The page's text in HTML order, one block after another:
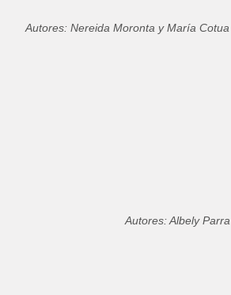
Autores: Nereida Moronta y María Cotua
Autores: Albely Parra